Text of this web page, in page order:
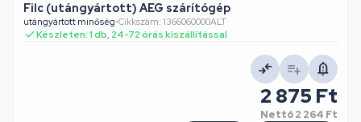
Filc (utángyártott) AEG szárítógép
utángyártott minőség•Cikkszám: 1366060000ALT
Készleten: 1 db, 24-72 órás kiszállítással
2 875 Ft
Nettó2 264 Ft